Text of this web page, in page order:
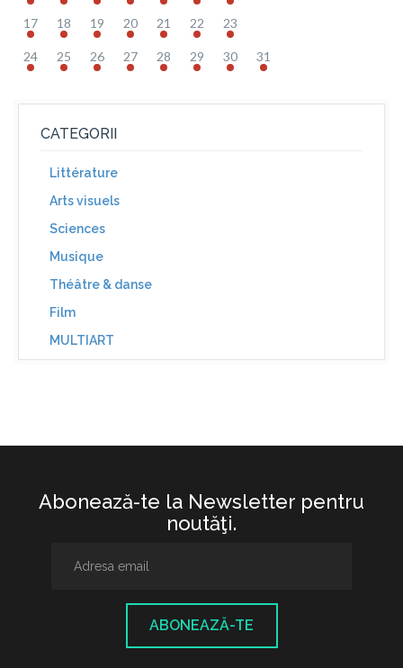
17 18 19 20 21 22 23
24 25 26 27 28 29 30 31
CATEGORII
Littérature
Arts visuels
Sciences
Musique
Théâtre & danse
Film
MULTIART
Abonează-te la Newsletter pentru
noutăţi.
ABONEAZĂ-TE